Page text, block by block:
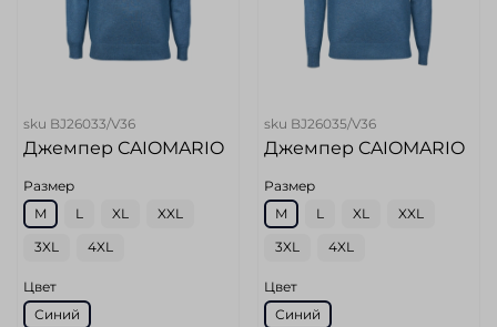
sku BJ26033/V36
Джемпер CAIOMARIO
Размер
M
L XL XXL
3XL 4XL
Цвет
Синий
sku BJ26035/V36
Джемпер CAIOMARIO
Размер
M
L XL XXL
3XL 4XL
Цвет
Синий